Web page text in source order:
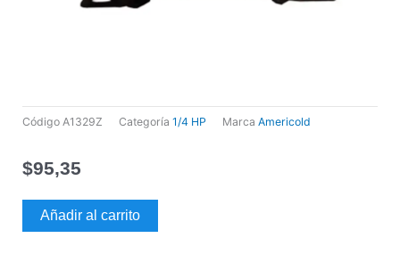
Código A1329Z Categoría 1/4 HP Marca Americold
$95,35
COMPRESOR
AMERICOLD
Añadir al carrito